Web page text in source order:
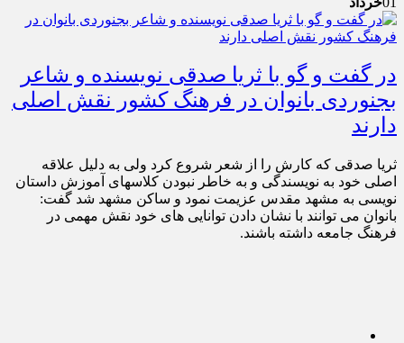
در گفت و گو با ثریا صدقی نویسنده و شاعر
بجنوردی بانوان در فرهنگ کشور نقش اصلی
دارند
ثریا صدقی که کارش را از شعر شروع کرد ولی به دلیل علاقه
اصلی خود به نویسندگی و به خاطر نبودن کلاسهای آموزش داستان
نویسی به مشهد مقدس عزیمت نمود و ساکن مشهد شد گفت:
بانوان می توانند با نشان دادن توانایی های خود نقش مهمی در
فرهنگ جامعه داشته باشند.